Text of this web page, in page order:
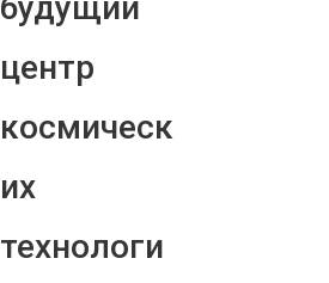
центр
космическ
их
технологи